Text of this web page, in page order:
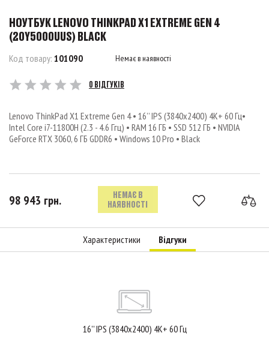
НОУТБУК LENOVO THINKPAD X1 EXTREME GEN 4
(20Y5000UUS) BLACK
Код товару: 101090 Немає в наявності
0 ВІДГУКІВ
Lenovo ThinkPad X1 Extreme Gen 4 • 16’’ IPS (3840x2400) 4K+ 60 Гц•
Intel Core i7-11800H (2.3 - 4.6 Ггц) • RAM 16 ГБ • SSD 512 ГБ • NVIDIA
GeForce RTX 3060, 6 ГБ GDDR6 • Windows 10 Pro • Black
98 943 грн.
НЕМАЄ В
НАЯВНОСТІ
Характеристики Відгуки
16'' IPS (3840x2400) 4K+ 60 Гц